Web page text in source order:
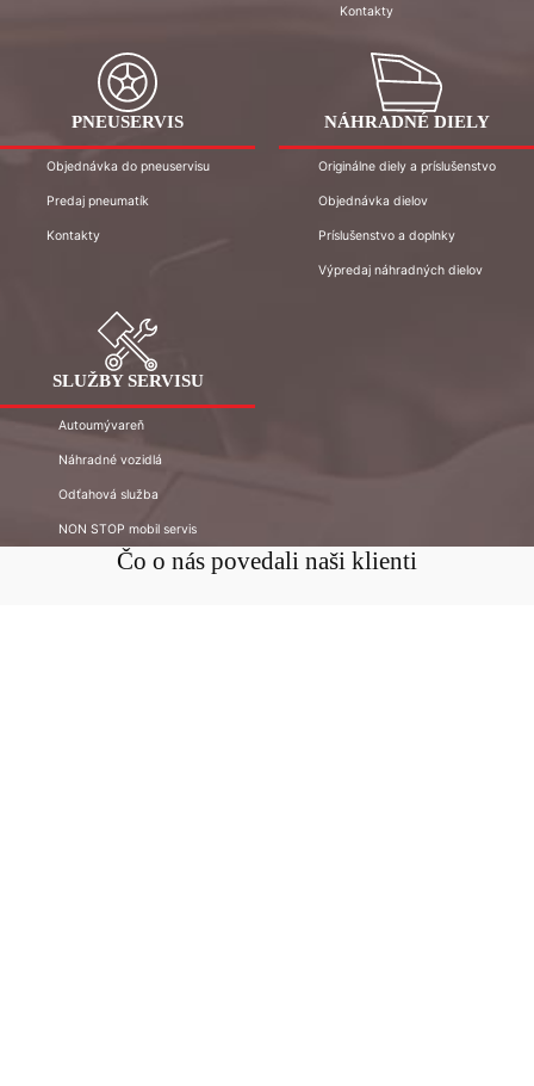
Kontakty
PNEUSERVIS
Objednávka do pneuservisu
Predaj pneumatík
Kontakty
NÁHRADNÉ DIELY
Originálne diely a príslušenstvo
Objednávka dielov
Príslušenstvo a doplnky
Výpredaj náhradných dielov
SLUŽBY SERVISU
Autoumývareň
Náhradné vozidlá
Odťahová služba
NON STOP mobil servis
Čo o nás povedali naši klienti